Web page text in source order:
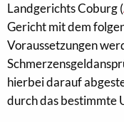
Landgerichts Coburg (
Gericht mit dem
Voraussetzungen
hierbei darauf
durch das bestimmte